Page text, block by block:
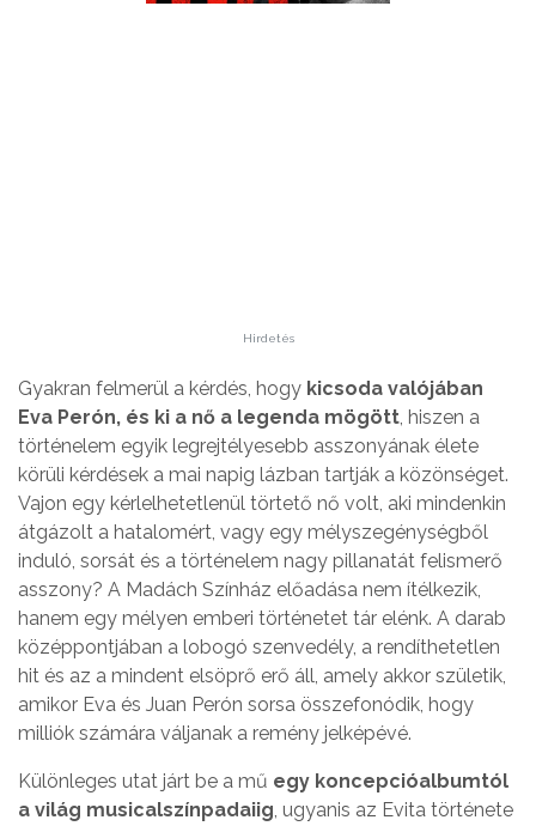
Hirdetés
Gyakran felmerül a kérdés, hogy kicsoda valójában
Eva Perón, és ki a nő a legenda mögött, hiszen a
történelem egyik legrejtélyesebb asszonyának élete
körüli kérdések a mai napig lázban tartják a közönséget.
Vajon egy kérlelhetetlenül törtető nő volt, aki mindenkin
átgázolt a hatalomért, vagy egy mélyszegénységből
induló, sorsát és a történelem nagy pillanatát felismerő
asszony? A Madách Színház előadása nem ítélkezik,
hanem egy mélyen emberi történetet tár elénk. A darab
középpontjában a lobogó szenvedély, a rendíthetetlen
hit és az a mindent elsöprő erő áll, amely akkor születik,
amikor Eva és Juan Perón sorsa összefonódik, hogy
milliók számára váljanak a remény jelképévé.
Különleges utat járt be a mű egy koncepcióalbumtól
a világ musicalszínpadaiig, ugyanis az Evita története